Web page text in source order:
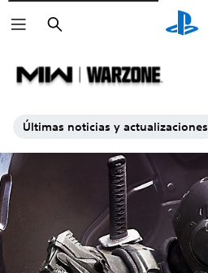
Buscar
Últimas noticias y actualizaciones